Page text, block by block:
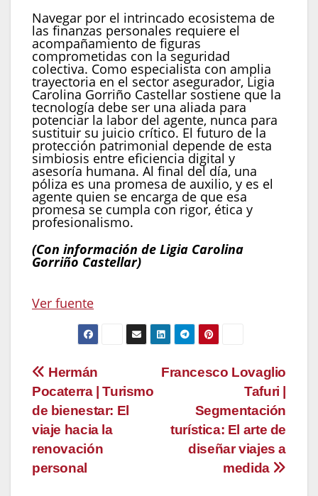
Navegar por el intrincado ecosistema de
las finanzas personales requiere el
acompañamiento de figuras
comprometidas con la seguridad
colectiva. Como especialista con amplia
trayectoria en el sector asegurador, Ligia
Carolina Gorriño Castellar sostiene que la
tecnología debe ser una aliada para
potenciar la labor del agente, nunca para
sustituir su juicio crítico. El futuro de la
protección patrimonial depende de esta
simbiosis entre eficiencia digital y
asesoría humana. Al final del día, una
póliza es una promesa de auxilio, y es el
agente quien se encarga de que esa
promesa se cumpla con rigor, ética y
profesionalismo.
(Con información de Ligia Carolina
Gorriño Castellar)
Navegación
entradas
Ver fuente
Navegación
de
entradas
Francesco Lovaglio
Tafuri |
Segmentación
turística: El arte de
diseñar viajes a
medida
Hermán
Pocaterra | Turismo
de bienestar: El
viaje hacia la
renovación
personal